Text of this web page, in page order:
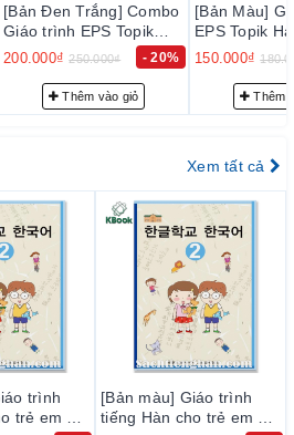
[Bản Màu] Giáo trình
EPS Topik Hàn - Anh
Bản Mới 2024 Tập 2 -
EPS-Topik NEW 한국어
표준교재 2 (일상생활 한
국어)
150.000₫ 180.000₫ - 17%
Thêm vào giỏ
[Bản Màu]
EPS Topik
Bản Mới
표준교재 1
국어)
150.000₫
Xem tất cả
trình
trẻ em 2 -
[Bản màu] Giáo trình
tiếng Hàn cho trẻ em 2 -